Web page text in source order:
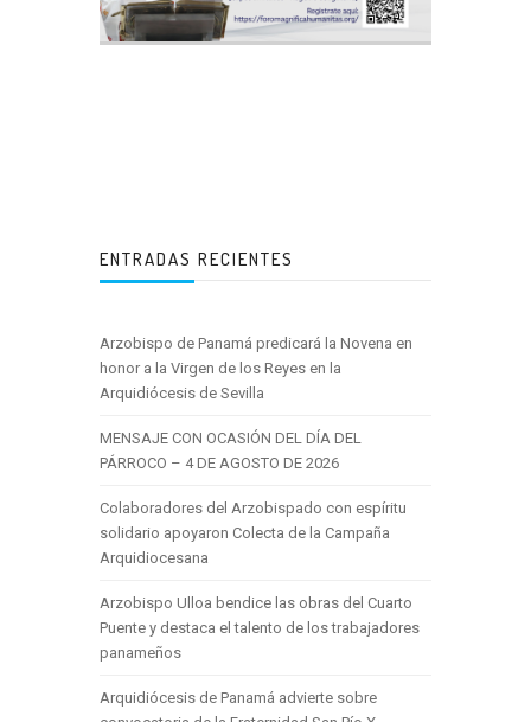
ENTRADAS RECIENTES
Arzobispo de Panamá predicará la Novena en
honor a la Virgen de los Reyes en la
Arquidiócesis de Sevilla
MENSAJE CON OCASIÓN DEL DÍA DEL
PÁRROCO – 4 DE AGOSTO DE 2026
Colaboradores del Arzobispado con espíritu
solidario apoyaron Colecta de la Campaña
Arquidiocesana
Arzobispo Ulloa bendice las obras del Cuarto
Puente y destaca el talento de los trabajadores
panameños
Arquidiócesis de Panamá advierte sobre